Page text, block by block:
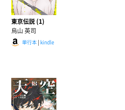
東京伝説 (1)
烏山 英司
単行本| kindle